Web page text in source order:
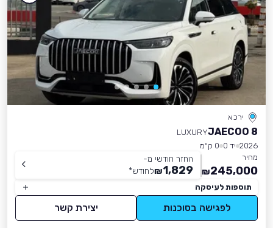
ירכא
JAECOO 8
LUXURY
2026 יד 0
0 ק״מ
מחיר
245,000
₪
החזר חודשי מ-
1,829
₪לחודש*
תוספות לעיסקה
לפגישה בסוכנות יצירת קשר